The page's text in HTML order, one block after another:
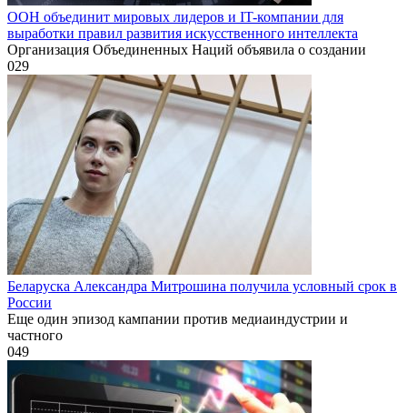
ООН объединит мировых лидеров и IT-компании для
выработки правил развития искусственного интеллекта
Организация Объединенных Наций объявила о создании
029
Беларуска Александра Митрошина получила условный срок в
России
Еще один эпизод кампании против медиаиндустрии и
частного
049